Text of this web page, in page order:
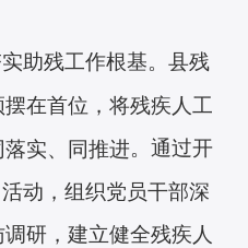
助残工作根基。县残
在首位，将残疾人工
实、同推进。通过开
动，组织党员干部深
研，建立健全残疾人